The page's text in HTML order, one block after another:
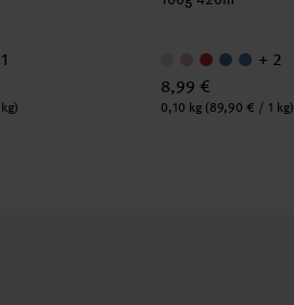
+ 2
8,99 €
Inhalt:
0,10 kg (89,90 € / 1 kg)